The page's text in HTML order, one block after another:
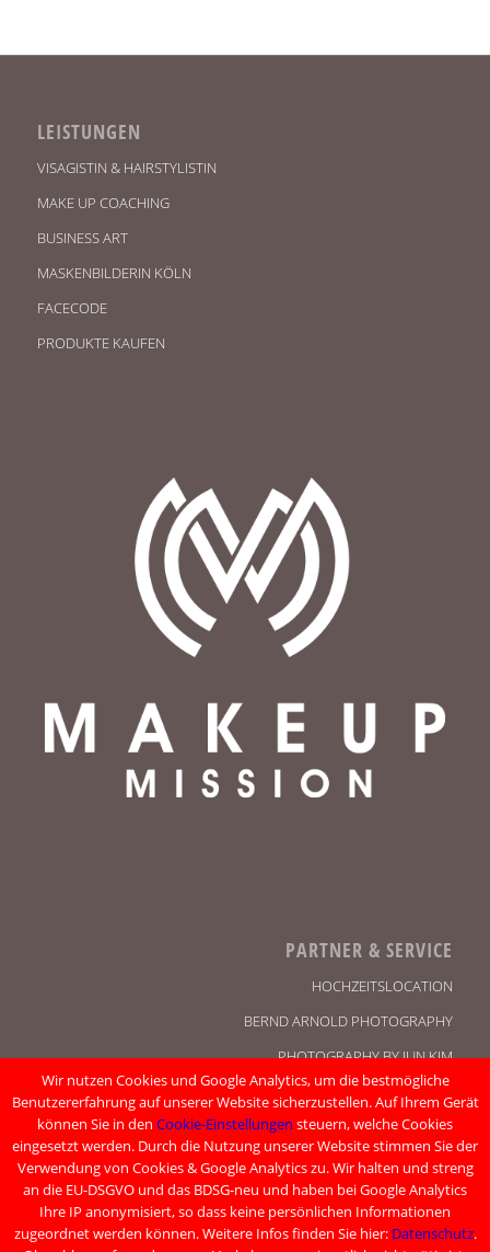
LEISTUNGEN
VISAGISTIN & HAIRSTYLISTIN
MAKE UP COACHING
BUSINESS ART
MASKENBILDERIN KÖLN
FACECODE
PRODUKTE KAUFEN
PARTNER & SERVICE
HOCHZEITSLOCATION
BERND ARNOLD PHOTOGRAPHY
PHOTOGRAPHY BY JUN KIM
KONTAKT
IMPRESSUM
DATENSCHUTZ
Wir nutzen Cookies und Google Analytics, um die bestmögliche
Benutzererfahrung auf unserer Website sicherzustellen. Auf Ihrem Gerät
können Sie in den Cookie-Einstellungen steuern, welche Cookies
eingesetzt werden. Durch die Nutzung unserer Website stimmen Sie der
Verwendung von Cookies & Google Analytics zu. Wir halten und streng
an die EU-DSGVO und das BDSG-neu und haben bei Google Analytics
Ihre IP anonymisiert, so dass keine persönlichen Informationen
zugeordnet werden können. Weitere Infos finden Sie hier: Datenschutz.